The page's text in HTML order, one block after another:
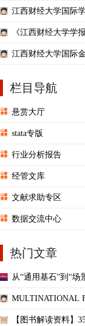
江西财经大学国际
《江西财经大学学
江西财经大学国际
栏目导航
悬赏大厅
stata专版
行业分析报告
经管文库
文献求助专区
数据交流中心
热门文章
从“通用基石”到“场
MULTINATIONAL
【图书解读资料】